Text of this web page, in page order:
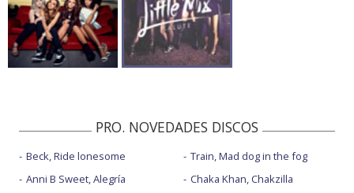
PRO. NOVEDADES DISCOS
Beck, Ride lonesome
Anni B Sweet, Alegría
Train, Mad dog in the fog
Chaka Khan, Chakzilla